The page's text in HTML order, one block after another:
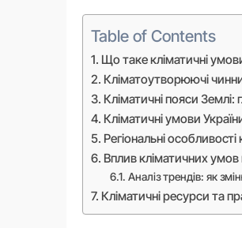
Table of Contents
Що таке кліматичні
Кліматоутворюючі
Кліматичні пояси Землі:
Кліматичні умови
Регіональні
Вплив кліматичних умов
Аналіз трендів: як
Кліматичні ресурси та